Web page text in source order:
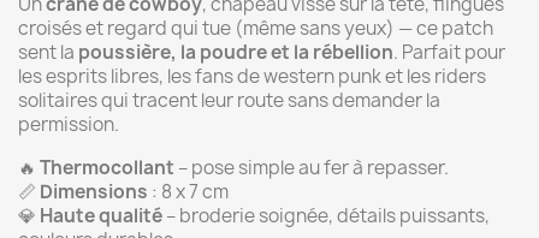
croisés et regard qui tue (même sans yeux) — ce patch
sent la poussière, la poudre et la rébellion. Parfait pour
les esprits libres, les fans de western punk et les riders
solitaires qui tracent leur route sans demander la
permission.
🔥 Thermocollant – pose simple au fer à repasser.
📏 Dimensions : 8 x 7 cm
💎 Haute qualité– broderie soignée, détails puissants,